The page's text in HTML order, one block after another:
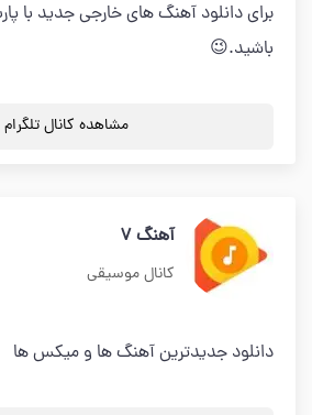
برای دانلود آهنگ های خارجی جدید با
باشید.😉
مشاهده کانال تلگرام
آهنگ 7
کانال موسیقی
دانلود جدیدترین آهنگ ها و میکس ها